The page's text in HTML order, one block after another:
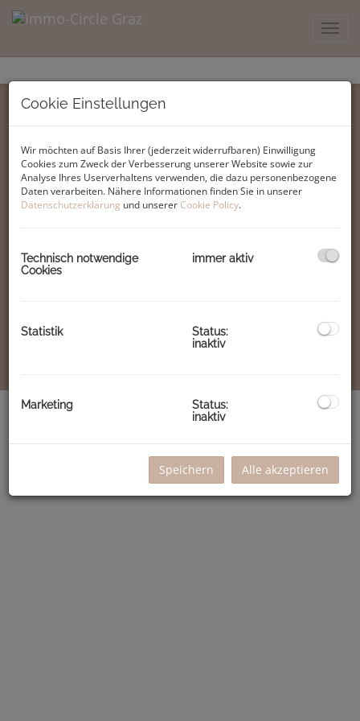
Immo Circle GesbR
Neubaugasse 107
E-Mail:office@immo-circle.at
Datenschutzinformation
Cookie Einstellungen
Wir möchten auf Basis Ihrer (jederzeit widerrufbaren) Einwilligung
Cookies zum Zweck der Verbesserung unserer Website sowie zur
Analyse Ihres Userverhaltens verwenden, die dazu personenbezogene
Daten verarbeiten. Nähere Informationen finden Sie in unserer
Datenschutzerklärung und unserer Cookie Policy.
Technisch notwendige
Cookies
immer aktiv
Statistik
Status:
inaktiv
Marketing
Status:
inaktiv
Speichern Alle akzeptieren